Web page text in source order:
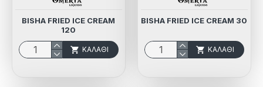
BISHA FRIED ICE CREAM
120
ΚΑΛΆΘΙ
BISHA FRIED ICE CREAM 30
ΚΑΛΆΘΙ